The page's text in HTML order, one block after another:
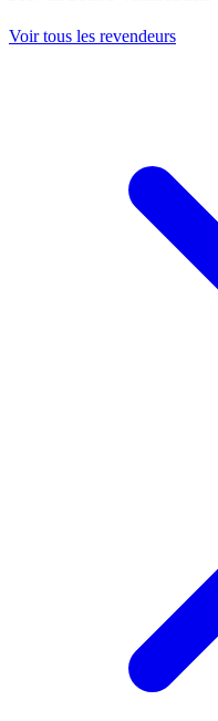
Voir tous les revendeurs